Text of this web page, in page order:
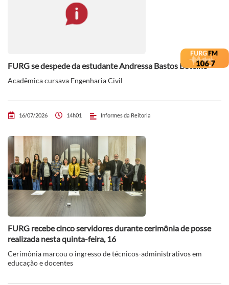
FURG se despede da estudante Andressa Bastos Botelho
Acadêmica cursava Engenharia Civil
16/07/2026 14h01 Informes da Reitoria
FURG recebe cinco servidores durante cerimônia de posse
realizada nesta quinta-feira, 16
Cerimônia marcou o ingresso de técnicos-administrativos em
educação e docentes